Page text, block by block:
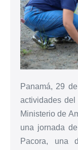
Panamá, 29
actividades del
Ministerio de
una jornada
Pacora, una